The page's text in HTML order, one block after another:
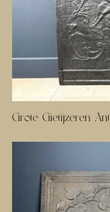
Grote Gietijzeren